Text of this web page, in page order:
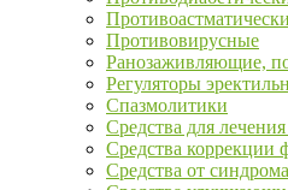
Противовирусные
Ранозаживляющие,
Регуляторы
Спазмолитики
Средства для
Средства коррекции
Средства от